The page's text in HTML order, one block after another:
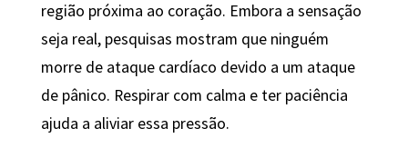
região próxima ao coração. Embora a sensação
seja real, pesquisas mostram que ninguém
morre de ataque cardíaco devido a um ataque
de pânico. Respirar com calma e ter paciência
ajuda a aliviar essa pressão.